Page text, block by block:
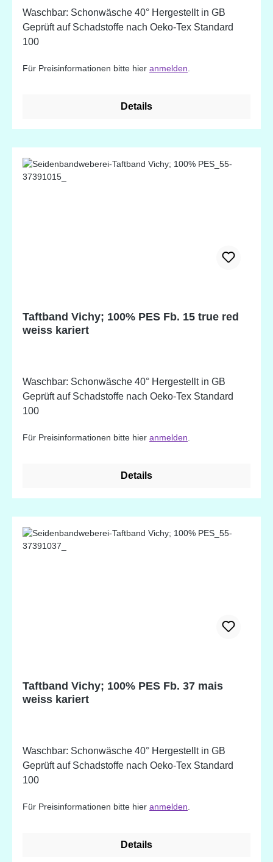
Waschbar: Schonwäsche 40° Hergestellt in GB
Geprüft auf Schadstoffe nach Oeko-Tex Standard
100
Für Preisinformationen bitte hier anmelden
Details
Taftband Vichy; 100% PES Fb. 15 true red
weiss kariert
Waschbar: Schonwäsche 40° Hergestellt in GB
Geprüft auf Schadstoffe nach Oeko-Tex Standard
100
Für Preisinformationen bitte hier anmelden
Details
Taftband Vichy; 100% PES Fb. 37 mais
weiss kariert
Waschbar: Schonwäsche 40° Hergestellt in GB
Geprüft auf Schadstoffe nach Oeko-Tex Standard
100
Für Preisinformationen bitte hier anmelden
Details